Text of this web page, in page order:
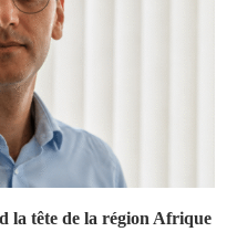
la tête de la région Afrique